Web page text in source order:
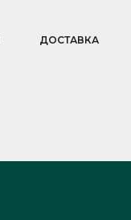
ДОСТАВКА